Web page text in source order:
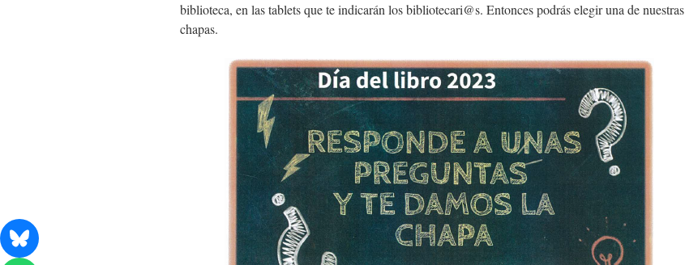
biblioteca, en las tablets que te indicarán los bibliotecari@s. Entonces podrás elegir una de nuestras
chapas.